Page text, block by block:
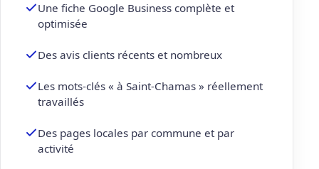
Une fiche Google Business complète et
optimisée
Des avis clients récents et nombreux
Les mots-clés « à Saint-Chamas » réellement
travaillés
Des pages locales par commune et par
activité